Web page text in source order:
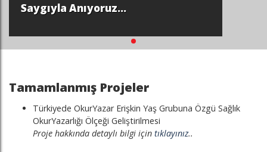
Saygıyla Anıyoruz...
Tamamlanmış Projeler
Türkiyede OkurYazar Erişkin Yaş Grubuna Özgü Sağlık
OkurYazarlığı Ölçeği Geliştirilmesi
Proje hakkında detaylı bilgi için tıklayınız..